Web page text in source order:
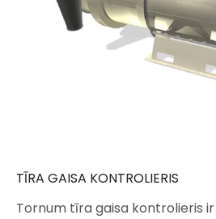
TĪRA GAISA KONTROLIERIS
Tornum tīra gaisa kontrolieris